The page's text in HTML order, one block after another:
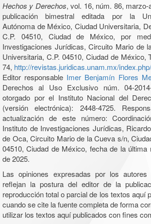
Hechos y Derechos, vol. 16, núm. 86,
publicación bimestral editada por la
Autónoma de México, Ciudad Universitaria,
C.P. 04510, Ciudad de México, por
Investigaciones Jurídicas, Circuito Mario de
Universitaria, C.P. 04510, Ciudad de México,
74, http://revistas.juridicas.unam.mx/
Editor responsable Imer Benjamín Flores
Derechos al Uso Exclusivo núm. 04-2014-
otorgado por el Instituto Nacional del
(versión electrónica): 2448-4725.
actualización de este número:
Instituto de Investigaciones Jurídicas,
de Oca, Circuito Mario de la Cueva s/n,
04510, Ciudad de México, fecha de la última
de 2025.
Las opiniones expresadas por los autores
reflejan la postura del editor de la
reproducción total o parcial de los textos aquí
cuando se cite la fuente completa de forma
utilizar los textos aquí publicados con fines